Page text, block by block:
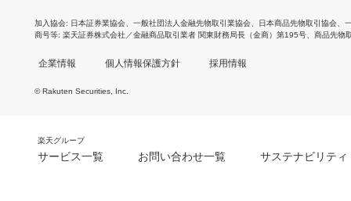
加入協会 日本証券業協会 一般社団法人金融先物取引業協会 日本商品先物取引協会
商号等 楽天証券株式会社／金融商品取引業者 関東財務局長（金商）第195号、商品先物
企業情報 個人情報保護方針 採用情報
© Rakuten Securities, Inc.
楽天グループ
サービス一覧 お問い合わせ一覧 サステナビリティ